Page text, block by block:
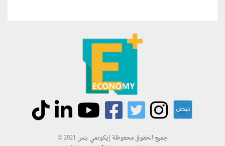
جميع الحقوق محفوظة إيكونمي بلس 2021 ©